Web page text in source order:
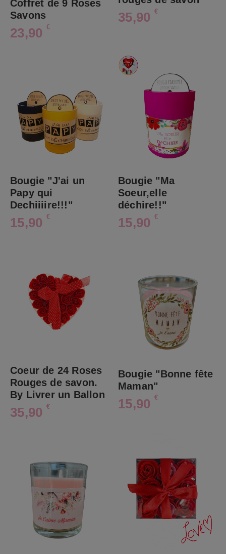
Coffret de 9 Roses
Savons
23,90 €
35,90 €
Bougie "J'ai un
Papy qui
Dechiiiire!!!"
15,90 €
Bougie "Ma
Soeur,elle
déchire!!"
15,90 €
Coeur de 24 Roses
Rouges de savon.
By Livrer un Ballon
35,90 €
Bougie "Bonne fête
Maman"
15,90 €